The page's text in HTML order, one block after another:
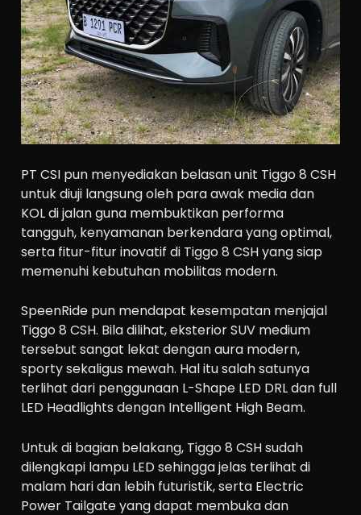
PT CSI pun menyediakan belasan unit Tiggo 8 CSH
untuk diuji langsung oleh para awak media dan
KOL di jalan guna membuktikan performa
tangguh, kenyamanan berkendara yang optimal,
serta fitur-fitur inovatif di Tiggo 8 CSH yang siap
memenuhi kebutuhan mobilitas modern.
SpeenRide pun mendapat kesempatan menjajal
Tiggo 8 CSH. Bila dilihat, eksterior SUV medium
tersebut sangat lekat dengan aura modern,
sporty sekaligus mewah. Hal itu salah satunya
terlihat dari penggunaan L-Shape LED DRL dan full
LED Headlights dengan Intelligent High Beam.
Untuk di bagian belakang, Tiggo 8 CSH sudah
dilengkapi lampu LED sehingga jelas terlihat di
malam hari dan lebih futuristik, serta Electric
Power Tailgate yang dapat membuka dan